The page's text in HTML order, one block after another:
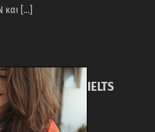
και [...]
IELTS